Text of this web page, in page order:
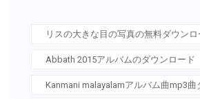
リスの大きな目の写真の無料ダウンロ
Abbath 2015アルバムのダウンロード
Kanmani malayalamアルバム曲mp3曲